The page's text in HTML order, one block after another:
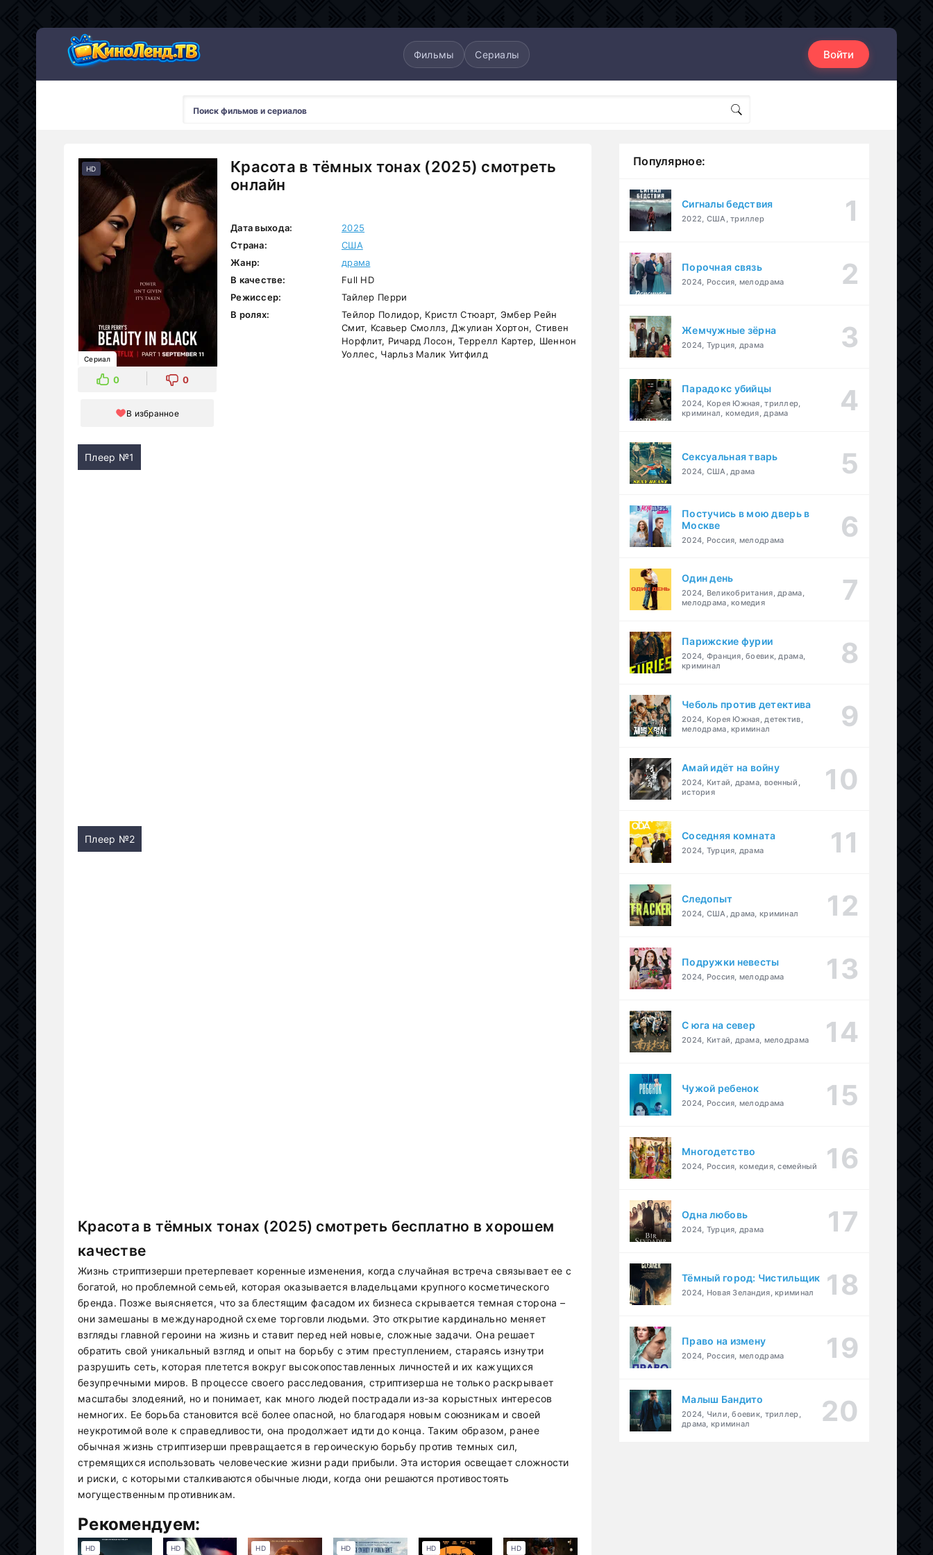
Фильмы Сериалы Войти
Красота в тёмных тонах (2025) смотреть
онлайн
HD
Сериал
0 0
В избранное
Дата выхода:
2025
Страна:
США
Жанр:
драма
В качестве:
Full HD
Режиссер:
Тайлер Перри
В ролях:
Тейлор Полидор, Кристл Стюарт, Эмбер Рейн
Смит, Ксавьер Смоллз, Джулиан Хортон, Стивен
Норфлит, Ричард Лосон, Террелл Картер, Шеннон
Уоллес, Чарльз Малик Уитфилд
Плеер №1
Плеер №2
Красота в тёмных тонах (2025) смотреть бесплатно в хорошем
качестве
Жизнь стриптизерши претерпевает коренные изменения, когда случайная встреча связывает ее с
богатой, но проблемной семьей, которая оказывается владельцами крупного косметического
бренда. Позже выясняется, что за блестящим фасадом их бизнеса скрывается темная сторона –
они замешаны в международной схеме торговли людьми. Это открытие кардинально меняет
взгляды главной героини на жизнь и ставит перед ней новые, сложные задачи. Она решает
обратить свой уникальный взгляд и опыт на борьбу с этим преступлением, стараясь изнутри
разрушить сеть, которая плетется вокруг высокопоставленных личностей и их кажущихся
безупречными миров. В процессе своего расследования, стриптизерша не только раскрывает
масштабы злодеяний, но и понимает, как много людей пострадали из-за корыстных интересов
немногих. Ее борьба становится всё более опасной, но благодаря новым союзникам и своей
неукротимой воле к справедливости, она продолжает идти до конца. Таким образом, ранее
обычная жизнь стриптизерши превращается в героическую борьбу против темных сил,
стремящихся использовать человеческие жизни ради прибыли. Эта история освещает сложности
и риски, с которыми сталкиваются обычные люди, когда они решаются противостоять
могущественным противникам.
Рекомендуем:
HD HD HD HD HD HD
Популярное:
Сигналы бедствия
2022, США, триллер
Порочная связь
2024, Россия, мелодрама
Жемчужные зёрна
2024, Турция, драма
Парадокс убийцы
2024, Корея Южная, триллер,
криминал, комедия, драма
Сексуальная тварь
2024, США, драма
Постучись в мою дверь в
Москве
2024, Россия, мелодрама
Один день
2024, Великобритания, драма,
мелодрама, комедия
Парижские фурии
2024, Франция, боевик, драма,
криминал
Чеболь против детектива
2024, Корея Южная, детектив,
мелодрама, криминал
Амай идёт на войну
2024, Китай, драма, военный,
история
Соседняя комната
2024, Турция, драма
Следопыт
2024, США, драма, криминал
Подружки невесты
2024, Россия, мелодрама
С юга на север
2024, Китай, драма, мелодрама
Чужой ребенок
2024, Россия, мелодрама
Многодетство
2024, Россия, комедия, семейный
Одна любовь
2024, Турция, драма
Тёмный город: Чистильщик
2024, Новая Зеландия, криминал
Право на измену
2024, Россия, мелодрама
Малыш Бандито
2024, Чили, боевик, триллер,
драма, криминал